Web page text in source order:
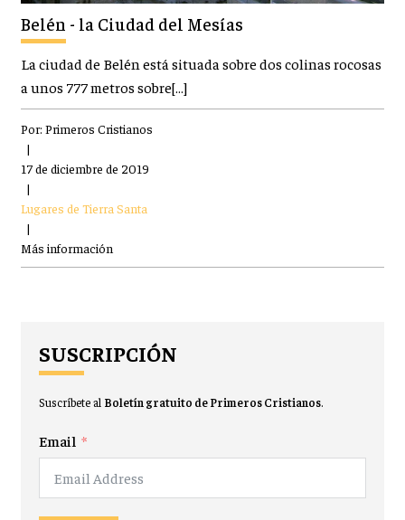
Belén - la Ciudad del Mesías
La ciudad de Belén está situada sobre dos colinas rocosas
a unos 777 metros sobre[…]
Por: Primeros Cristianos
|
17 de diciembre de 2019
|
Lugares de Tierra Santa
|
Más información
SUSCRIPCIÓN
Suscríbete al Boletín gratuito de Primeros Cristianos.
Email